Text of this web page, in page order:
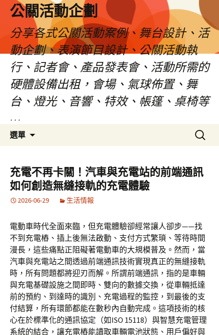
公關活動企劃
分享各式公關活動案例、舞台設計、活
動企劃、表演節目設計、公關活動執
行、記者會、產品發表會、活動所需的
硬體設備出租，會場、氣球佈置、舞
台、燈光、音響、特效、帳篷、桌椅等
…
選單
要
內
容
搜
尋
鍵
字:
充電不再卡關！汽車與充電站的前端通訊
如何創造無縫接軌的充電體驗
2026-06-29 生活情報
電動車時代全面來臨，但充電體驗卻經常讓人卻步——找
不到充電樁、插上後無法啟動、支付方式繁瑣、等待時間
漫長，這些痛點正阻礙著電動車的大規模普及。然而，當
汽車與充電站之間透過前端通訊技術實現真正的無縫接軌
時，所有問題都將迎刃而解。所謂前端通訊，指的是車輛
與充電基礎設施之間即時、雙向的數據交換，從車輛抵達
前的預約、到達時的識別、充電過程的監控，到最後的支
付結算，所有環節都能在數秒內自動完成。這項技術的核
心在於標準化的通訊協定（如ISO 15118）與智慧充電管理
系統的結合，讓充電樁能讀取車輛電池狀態、用戶偏好與